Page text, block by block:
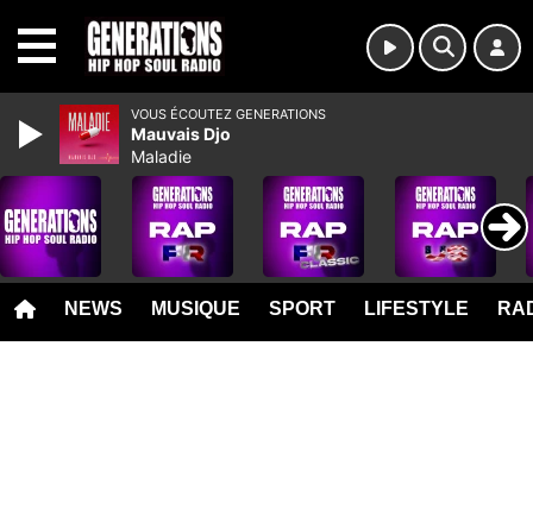
NEWS MUSIQUE SPORT LIFESTYLE
VOUS ÉCOUTEZ GENERATIONS
Mauvais Djo
Maladie